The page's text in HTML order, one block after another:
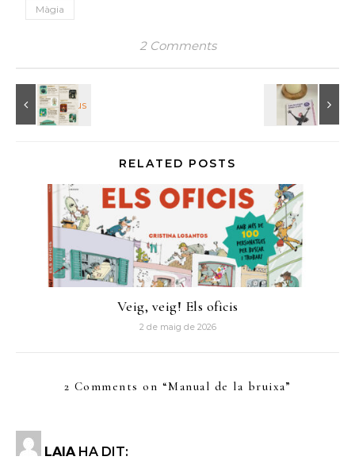
Màgia
2 Comments
RELATED POSTS
Veig, veig! Els oficis
2 de maig de 2026
2 Comments on “Manual de la bruixa”
LAIA HA DIT: